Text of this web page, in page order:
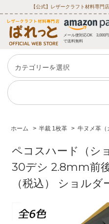
【公式】レザークラフト材料専門
メール便対応OK 3,000
で送料無料
ホーム > 半裁 1枚革 > 牛ヌメ革（
ペコスハード（シ
30デシ 2.8mm前
（税込） ショルダ